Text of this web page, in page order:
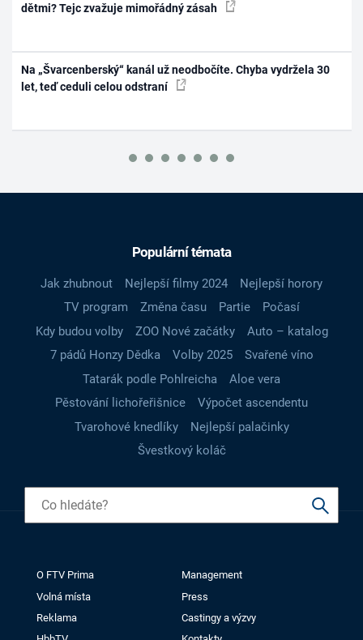
dětmi? Tejc zvažuje mimořádný zásah
Na „Švarcenberský“ kanál už neodbočíte. Chyba vydržela 30
let, teď ceduli celou odstraní
Populární témata
Jak zhubnout Nejlepší filmy 2024
Nejlepší horory
TV program
Změna času Partie
Počasí
Kdy budou volby
ZOO Nové začátky
Auto – katalog
7 pádů Honzy Dědka
Volby 2025
Svařené víno
Tatarák podle Pohlreicha
Aloe vera
Pěstování lichořeřišnice
Výpočet ascendentu
Tvarohové knedlíky
Nejlepší palačinky
Švestkový koláč
O FTV Prima
Management
Volná místa
Press
Reklama
Castingy a výzvy